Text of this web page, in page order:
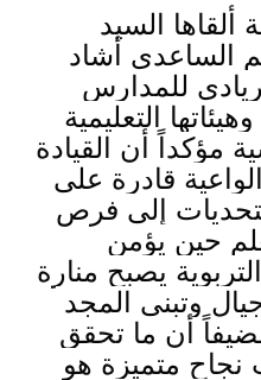
ألقاها السيد
الساعدي أشاد
للمدارس
التعليمية
مؤكداً أن القيادة
الواعية قادرة على
إلى فرص
حين يؤمن
يصبح منارة
وتبني المجد
أن ما تحقق
متميزة هو